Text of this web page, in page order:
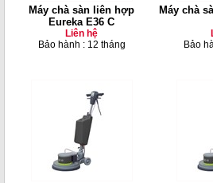
Máy chà sàn liên hợp
Eureka E36 C
Liên hệ
Bảo hành : 12 tháng
Máy chà
Bảo